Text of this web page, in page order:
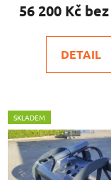
56 200 Kč
DETAIL
SKLADEM